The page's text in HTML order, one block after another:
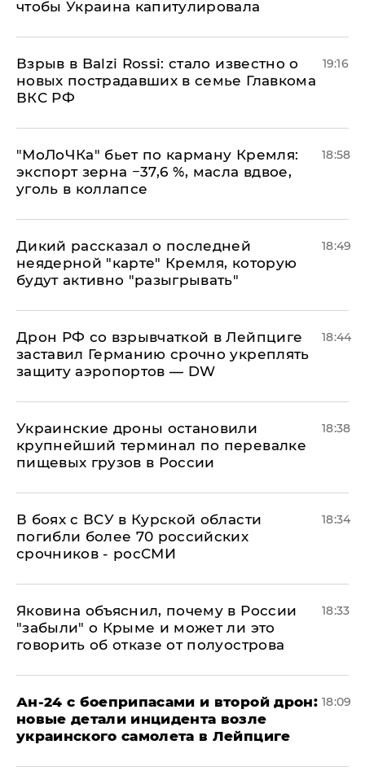
чтобы Украина капитулировала
Взрыв в Balzi Rossi: стало известно о
новых пострадавших в семье Главкома
ВКС РФ
19:16
​"МоЛоЧКа" бьет по карману Кремля:
экспорт зерна −37,6 %, масла вдвое,
уголь в коллапсе
18:58
Дикий рассказал о последней
неядерной "карте" Кремля, которую
будут активно "разыгрывать"
18:49
​Дрон РФ со взрывчаткой в Лейпциге
заставил Германию срочно укреплять
защиту аэропортов — DW
18:44
Украинские дроны остановили
крупнейший терминал по перевалке
пищевых грузов в России
18:38
В боях с ВСУ в Курской области
погибли более 70 российских
срочников - росСМИ
18:34
Яковина объяснил, почему в России
"забыли" о Крыме и может ли это
говорить об отказе от полуострова
18:33
Ан-24 с боеприпасами и второй дрон:
новые детали инцидента возле
украинского самолета в Лейпциге
18:09